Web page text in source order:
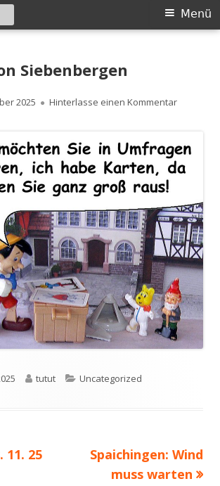
Menü
Suchen
nach:
Siebenbergen
2025 Hinterlasse einen Kommentarzu
Autor
tutut Kategorien
Uncategorized
11. 25
Nächster
Beitrag
Spaichingen: Wind
muss warten